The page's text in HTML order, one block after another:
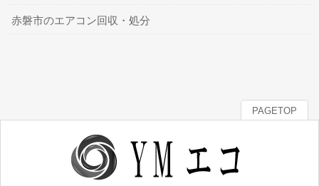
赤磐市のエアコン回収・処分
PAGETOP